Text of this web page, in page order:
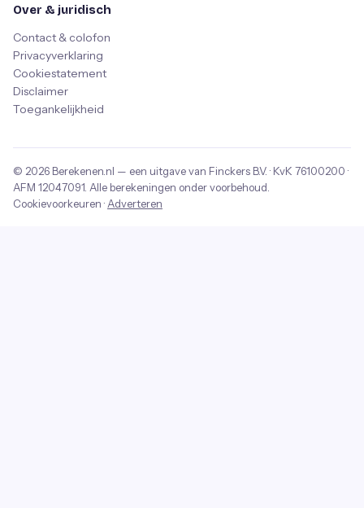
Over & juridisch
Contact & colofon
Privacyverklaring
Cookiestatement
Disclaimer
Toegankelijkheid
© 2026 Berekenen.nl — een uitgave van Finckers B.V. · KvK 76100200 ·
AFM 12047091 . Alle berekeningen onder voorbehoud.
Cookievoorkeuren · Adverteren